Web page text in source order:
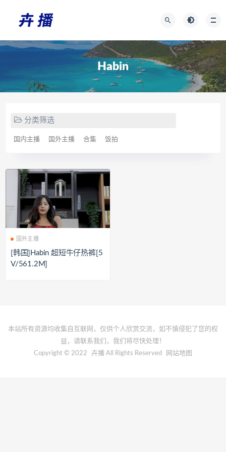
Habin
分类筛选
国内主播 国外主播 合集 饭拍
国外主播
[韩国]Habin 超短牛仔热裤[5
V/561.2M]
本站所有资源均收集自互联网，仅供个人欣赏交流，如不慎侵犯了您的权
益，请联系我们，我们将尽快处理！
Copyright © 2022
卉播 All Rights Reserved 网站地图